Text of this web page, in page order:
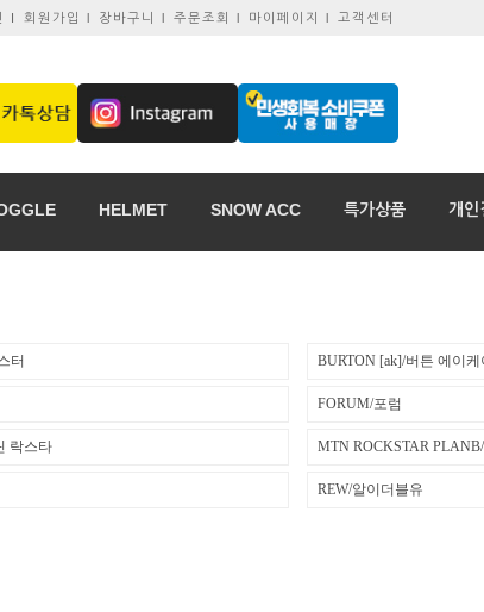
I 회원가입 l 장바구니 l 주문조회 l 마이페이지 l 고객센터
HELMET SNOW ACC 특가상품 개인
터 BURTON [ak]/버튼 에이케
FORUM/포럼
락스타 MTN ROCKSTAR
REW/알이더블유